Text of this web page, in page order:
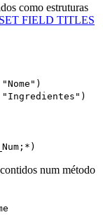
como estruturas
SET FIELD TITLES
;*)
num método